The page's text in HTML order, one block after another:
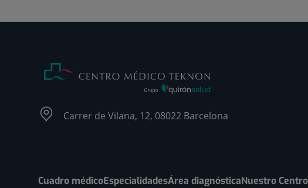
Carrer de Vilana, 12, 08022 Barcelona
Cuadro médicoEspecialidadesÁrea diagnósticaNuestro Centro